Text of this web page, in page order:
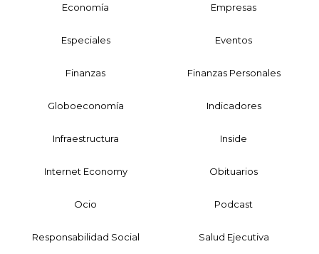
Economía Empresas
Especiales Eventos
Finanzas Finanzas Personales
Globoeconomía Indicadores
Infraestructura Inside
Internet Economy Obituarios
Ocio Podcast
Responsabilidad Social Salud Ejecutiva